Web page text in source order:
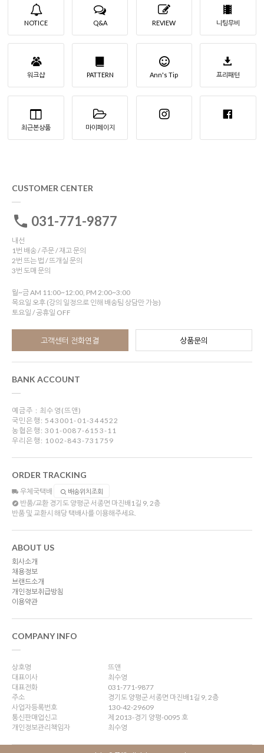
NOTICE Q&A REVIEW 니팅무비
워크샵 PATTERN Ann's Tip 프리패턴
최근본상품 마이페이지
CUSTOMER CENTER
031-771-9877
내선
1번 배송 / 주문 / 재고 문의
2번 뜨는 법 / 뜨개실 문의
3번 도매 문의
월~금 AM 11:00~12:00, PM 2:00~3:00
목요일 오후 (강의 일정으로 인해 배송팀 상담만 가능)
토요일 / 공휴일 OFF
고객센터 전화연결 상품문의
BANK ACCOUNT
예금주 : 최수영(뜨앤)
국민은행: 543001-01-344522
농협은행: 301-0087-6153-11
우리은행: 1002-843-731759
ORDER TRACKING
우체국택배 배송위치조회
반품/교환 경기도 양평군 서종면 마진배1길 9, 2층
반품 및 교환시 해당 택배사를 이용해주세요.
ABOUT US
회사소개
채용정보
브랜드소개
개인정보취급방침
이용약관
COMPANY INFO
상호명
뜨앤
대표이사
최수영
대표전화
031-771-9877
주소
경기도 양평군 서종면 마진배1길 9, 2층
사업자등록번호
130-42-29609
통신판매업신고
제 2013-경기 양평-0095 호
개인정보관리책임자
최수영